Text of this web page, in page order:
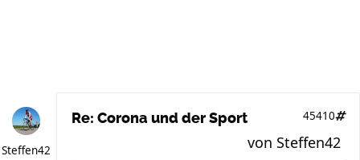
Steffen42
Re: Corona und der Sport 45410
von Steffen42